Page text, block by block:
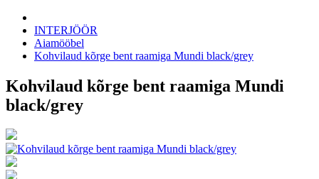
INTERJÖÖR
Aiamööbel
Kohvilaud kõrge bent raamiga Mundi black/grey
Kohvilaud kõrge bent raamiga Mundi
black/grey